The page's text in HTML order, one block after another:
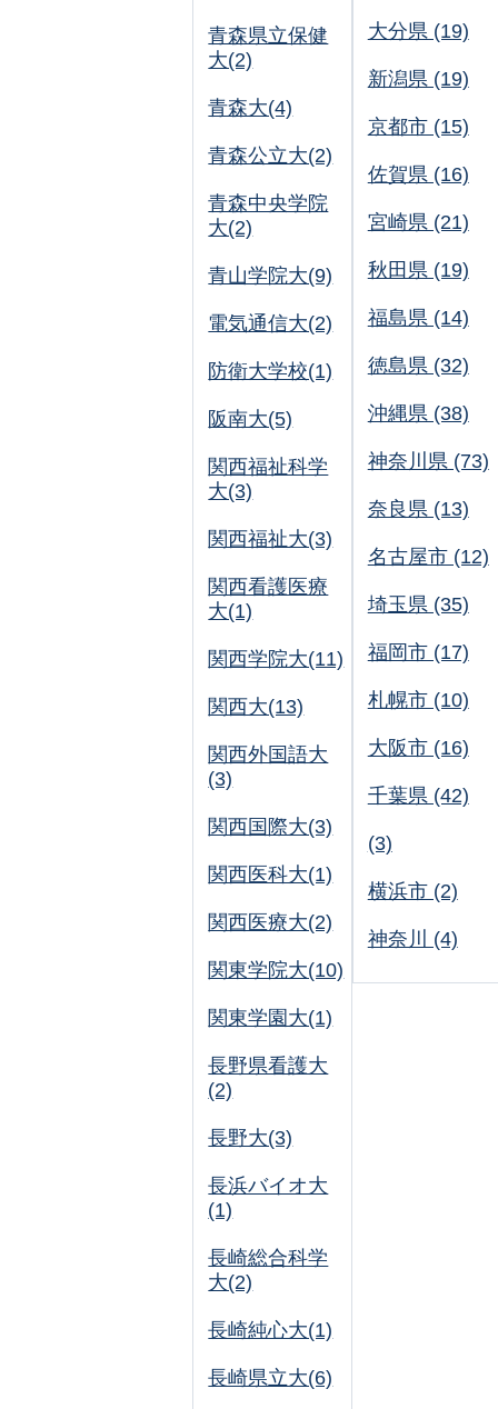
青森県立保健
大(2)
青森大(4)
青森公立大(2)
青森中央学院
大(2)
青山学院大(9)
電気通信大(2)
防衛大学校(1)
阪南大(5)
関西福祉科学
大(3)
関西福祉大(3)
関西看護医療
大(1)
関西学院大(11)
関西大(13)
関西外国語大
(3)
関西国際大(3)
関西医科大(1)
関西医療大(2)
関東学院大(10)
関東学園大(1)
長野県看護大
(2)
長野大(3)
長浜バイオ大
(1)
長崎総合科学
大(2)
長崎純心大(1)
長崎県立大(6)
大分県 (19)
新潟県 (19)
京都市 (15)
佐賀県 (16)
宮崎県 (21)
秋田県 (19)
福島県 (14)
徳島県 (32)
沖縄県 (38)
神奈川県 (73)
奈良県 (13)
名古屋市 (12)
埼玉県 (35)
福岡市 (17)
札幌市 (10)
大阪市 (16)
千葉県 (42)
(3)
横浜市 (2)
神奈川 (4)